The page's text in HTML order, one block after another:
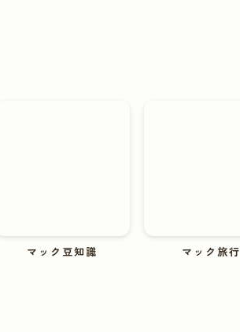
マック豆知識 マック旅行